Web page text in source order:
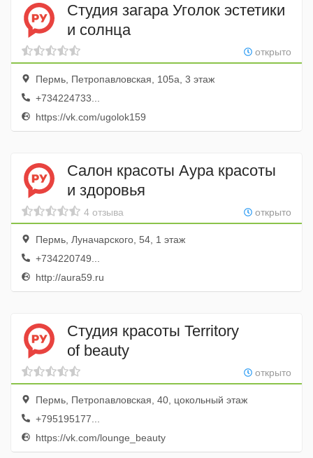
Студия загара Уголок эстетики
и солнца
открыто
Пермь, Петропавловская, 105а, 3 этаж
+734224733...
https://vk.com/ugolok159
Салон красоты Аура красоты
и здоровья
открыто
4 отзыва
Пермь, Луначарского, 54, 1 этаж
+734220749...
http://aura59.ru
Студия красоты Territory
of beauty
открыто
Пермь, Петропавловская, 40, цокольный этаж
+795195177...
https://vk.com/lounge_beauty